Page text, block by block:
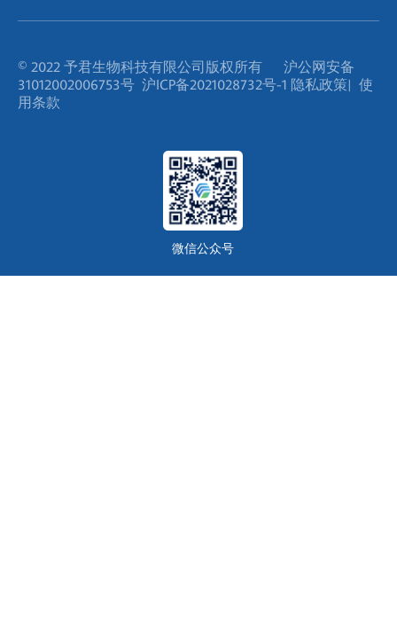
© 2022 予君生物科技有限公司版权所有
沪公网安备
31012002006753号 沪ICP备2021028732号-1 隐私政策| 使
用条款
微信公众号